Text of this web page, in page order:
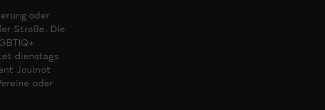
oder
Straße. Die
dienstags
Jouinot
oder